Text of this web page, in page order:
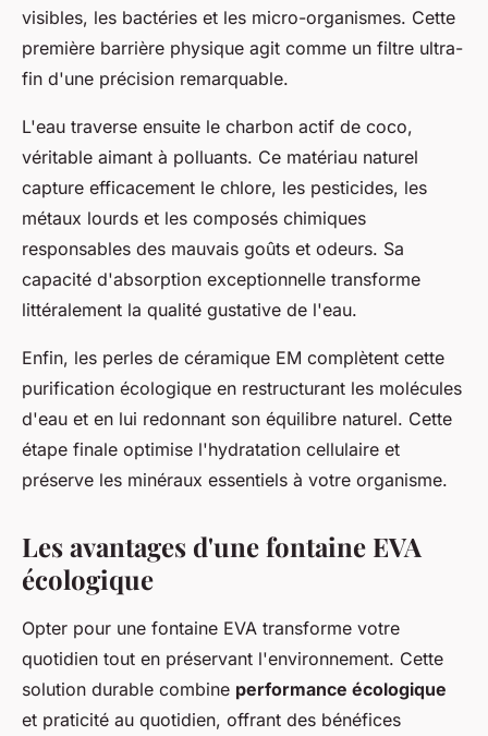
visibles, les bactéries et les micro-organismes. Cette
première barrière physique agit comme un filtre ultra-
fin d'une précision remarquable.
L'eau traverse ensuite le charbon actif de coco,
véritable aimant à polluants. Ce matériau naturel
capture efficacement le chlore, les pesticides, les
métaux lourds et les composés chimiques
responsables des mauvais goûts et odeurs. Sa
capacité d'absorption exceptionnelle transforme
littéralement la qualité gustative de l'eau.
Enfin, les perles de céramique EM complètent cette
purification écologique en restructurant les molécules
d'eau et en lui redonnant son équilibre naturel. Cette
étape finale optimise l'hydratation cellulaire et
préserve les minéraux essentiels à votre organisme.
Les avantages d'une fontaine EVA
écologique
Opter pour une fontaine EVA transforme votre
quotidien tout en préservant l'environnement. Cette
solution durable combine performance écologique
et praticité au quotidien, offrant des bénéfices